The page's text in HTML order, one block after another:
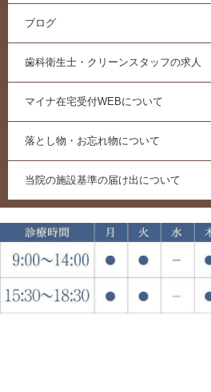
ブログ
歯科衛生士・クリーンスタッフの求人
マイナ在宅受付WEBについて
落とし物・お忘れ物について
当院の施設基準の届け出について